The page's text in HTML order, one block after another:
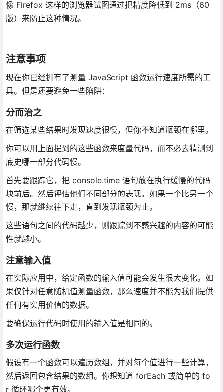
像 Firefox 这样的浏览器试图通过把精度降低到 2ms（60
版）来防止这种情况。
注意事项
现在你已经拥有了测量 JavaScript 函数运行速度所需的工
具。但是还要避免一些陷阱：
分而治之
在筛选某些结果时发现速度很慢，但你不知道瓶颈在哪里。
你可以用上面提到的这些函数来度量代码，而不必去猜测到
底史哪一部分代码慢。
首先要跟踪它，把 console.time 语句放在执行缓慢的代码
块前后。然后评估他们不同部分的表现。如果一个比另一个
慢，那就继续往下走，直到发现瓶颈为止。
这些语句之间的代码越少，则跟踪到不感兴趣的内容的可能
性就越小。
注意输入值
在实际应用中，给定函数的输入值可能会发生很大变化。如
果仅针对任意随机值测量函数，那么速度并不能为我们提供
任何有实用价值的数据。
要确保运行代码时使用的输入值是相同的。
多次运行函数
假设有一个函数可以遍历数组，并对每个值进行一些计算，
然后返回包含结果的数组。你想知道 forEach 或简单的 fo
r 循环哪个更有效。